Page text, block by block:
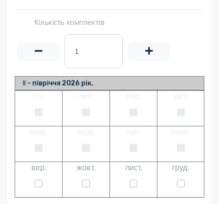
Кількість комплектів
Ⅱ - півріччя 2026 рік.
вер. жовт. лист. груд.